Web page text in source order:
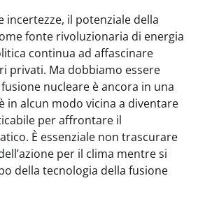
incertezze, il potenziale della
fonte rivoluzionaria di energia
continua ad affascinare
privati. Ma dobbiamo essere
nucleare è ancora in una
in alcun modo vicina a diventare
per affrontare il
È essenziale non trascurare
per il clima mentre si
della tecnologia della fusione